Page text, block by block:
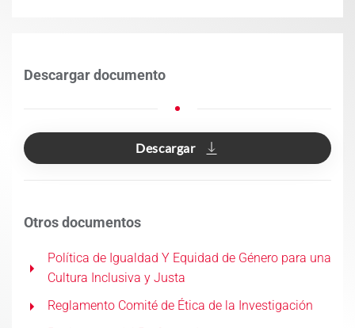
Descargar documento
Descargar
Otros documentos
Política de Igualdad Y Equidad de Género para una
Cultura Inclusiva y Justa
Reglamento Comité de Ética de la Investigación